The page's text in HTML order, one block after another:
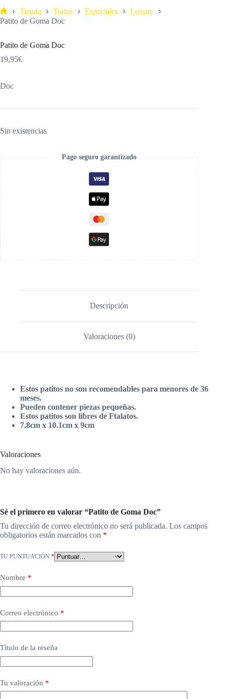
Tienda Todos Especiales
Luxury
Patito de Goma Doc
Patito de Goma Doc
19,95€
Doc
Sin existencias
Pago seguro garantizado
Descripción
Valoraciones (0)
Estos patitos no son recomendables para menores de 36
meses.
Pueden contener piezas pequeñas.
Estos patitos son libres de Ftalatos.
7.8cm x 10.1cm x 9cm
Valoraciones
No hay valoraciones aún.
Sé el primero en valorar “Patito de Goma Doc”
Tu dirección de correo electrónico no será publicada. Los campos
obligatorios están marcados con *
TU PUNTUACIÓN *
Nombre *
Correo electrónico *
Título de la reseña
Tu valoración *